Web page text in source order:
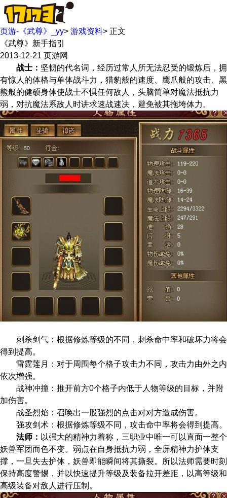
页游-《武尊》_yy> 游戏资料> 正文
《武尊》新手指引
2013-12-21 页游网
战士： 坚韧的代名词，经历过常人所无法忍受的锻炼后，拥
有惊人的体格与单体战斗力，猎豹般的速度、鹰爪般的攻击、黑
熊般的健硕身体使战士不惧任何敌人，头脑简单对魔法抵抗力
弱，对抗魔法系敌人时讲求速战速决，避免被其拖垮体力。
刺杀剑气：根据修炼等级的不同，刺杀命中率和破坏力将会
得到提高。
雷霆莲月：对于周围每个格子攻击力不同，攻击力由外之内
依次增强。
战神冲撞：推开前方0个格子内低于人物等级的目标，并附
加伤害。
战圣烈焰：召唤出一股强烈的点击对对方造成伤害。
强攻剑术：根据修炼等级不同，攻击命中率将会得到提高。
法师： 以强大的精神力着称，三职业中唯一可以直面一整个
妖兽军团而色不变。弱点在自身抵抗力弱，全屏精神力护体支
撑，一旦失去护体，妖兽即能瞬间将其撕裂。所以法师需要时刻
保持高度警惕，并以快速提升等级及装备拉开差距，以高等级和
高级装备对敌人进行压制。